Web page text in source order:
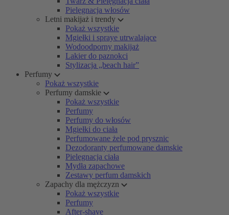
Pielęgnacja włosów
Letni makijaż i trendy
Pokaż wszystkie
Mgiełki i spraye utrwalające
Wodoodporny makijaż
Lakier do paznokci
Stylizacja „beach hair”
Perfumy
Pokaż wszystkie
Perfumy damskie
Pokaż wszystkie
Perfumy
Perfumy do włosów
Mgiełki do ciała
Perfumowane żele pod prysznic
Dezodoranty perfumowane damskie
Pielęgnacja ciała
Mydła zapachowe
Zestawy perfum damskich
Zapachy dla mężczyzn
Pokaż wszystkie
Perfumy
After-shave